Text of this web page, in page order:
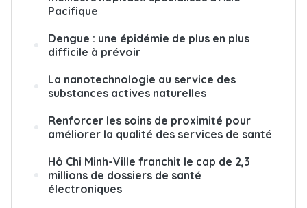
Pacifique
Dengue : une épidémie de plus en plus
difficile à prévoir
La nanotechnologie au service des
substances actives naturelles
Renforcer les soins de proximité pour
améliorer la qualité des services de santé
Hô Chi Minh-Ville franchit le cap de 2,3
millions de dossiers de santé
électroniques